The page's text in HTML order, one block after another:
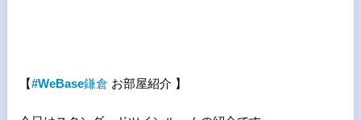
【#WeBase鎌倉 お部屋紹介 】